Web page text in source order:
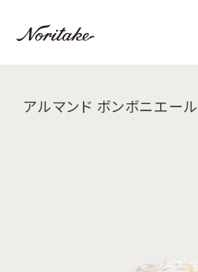
アルマンド ボンボニエール